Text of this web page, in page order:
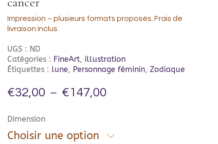
Impression – plusieurs formats proposés. Frais de
livraison inclus
UGS : ND
Catégories : FineArt, illustration
Étiquettes : lune, Personnage féminin, Zodiaque
€32,00 – €147,00
Dimension
Choisir une option